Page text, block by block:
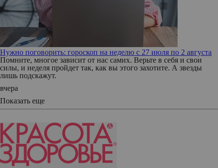
Нужно поговорить: гороскоп на неделю с 27 июля по 2 августа
Помните, многое зависит от нас самих. Верьте в себя и свои
силы, и неделя пройдет так, как вы этого захотите. А звезды
лишь подскажут.
вчера
Показать еще